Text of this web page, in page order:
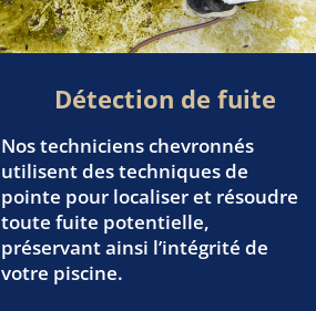
Détection de fuite
Nos techniciens chevronnés
utilisent des techniques de
pointe pour localiser et résoudre
toute fuite potentielle,
préservant ainsi l’intégrité de
votre piscine.